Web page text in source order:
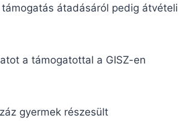
átadásáról pedig átvételi
a támogatottal a GISZ-en
gyermek részesült